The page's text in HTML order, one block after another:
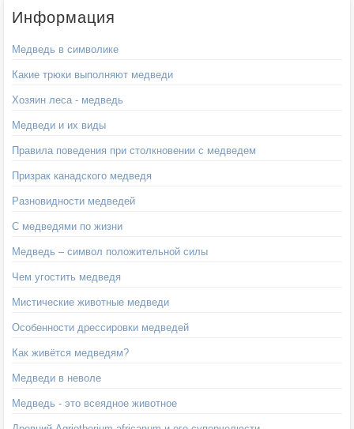
Информация
Медведь в символике
Какие трюки выполняют медведи
Хозяин леса - медведь
Медведи и их виды
Правила поведения при столкновении с медведем
Призрак канадского медведя
Разновидности медведей
С медведями по жизни
Медведь – символ положительной силы
Чем угостить медведя
Мистические животные медведи
Особенности дрессировки медведей
Как живётся медведям?
Медведи в неволе
Медведь - это всеядное животное